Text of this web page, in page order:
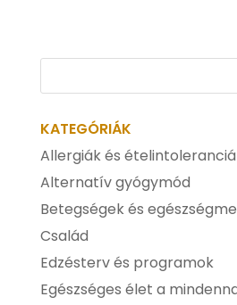
KATEGÓRIÁK
Allergiák és
Alternatív gyógymód
Betegségek és
Család
Edzésterv és programok
Egészséges élet a